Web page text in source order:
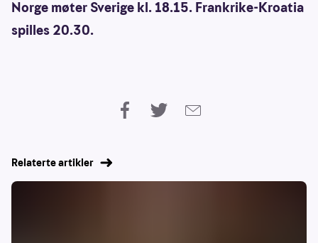
Norge møter Sverige kl. 18.15. Frankrike-Kroatia
spilles 20.30.
Relaterte artikler